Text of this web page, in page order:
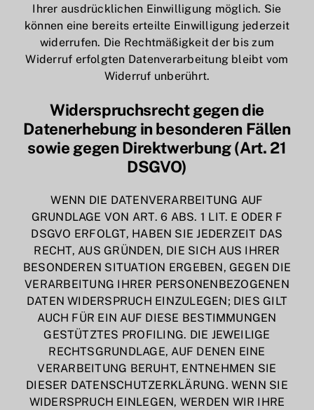
Ihrer ausdrücklichen Einwilligung möglich. Sie
können eine bereits erteilte Einwilligung jederzeit
widerrufen. Die Rechtmäßigkeit der bis zum
Widerruf erfolgten Datenverarbeitung bleibt vom
Widerruf unberührt.
Widerspruchsrecht gegen die
Datenerhebung in besonderen Fällen
sowie gegen Direktwerbung (Art. 21
DSGVO)
WENN DIE DATENVERARBEITUNG AUF
GRUNDLAGE VON ART. 6 ABS. 1 LIT. E ODER F
DSGVO ERFOLGT, HABEN SIE JEDERZEIT DAS
RECHT, AUS GRÜNDEN, DIE SICH AUS IHRER
BESONDEREN SITUATION ERGEBEN, GEGEN DIE
VERARBEITUNG IHRER PERSONENBEZOGENEN
DATEN WIDERSPRUCH EINZULEGEN; DIES GILT
AUCH FÜR EIN AUF DIESE BESTIMMUNGEN
GESTÜTZTES PROFILING. DIE JEWEILIGE
RECHTSGRUNDLAGE, AUF DENEN EINE
VERARBEITUNG BERUHT, ENTNEHMEN SIE
DIESER DATENSCHUTZERKLÄRUNG. WENN SIE
WIDERSPRUCH EINLEGEN, WERDEN WIR IHRE